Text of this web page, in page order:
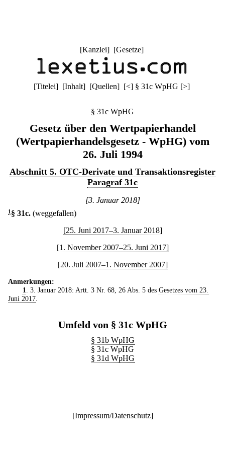
[Kanzlei] [Gesetze]
[Titelei] [Inhalt] [Quellen] [<] § 31c WpHG [>]
§ 31c WpHG
Gesetz über den Wertpapierhandel
(Wertpapierhandelsgesetz - WpHG) vom
26. Juli 1994
Abschnitt 5. OTC-Derivate und Transaktionsregister
Paragraf 31c
[3. Januar 2018]
1 § 31c. (weggefallen)
[25. Juni 2017–3. Januar 2018]
[1. November 2007–25. Juni 2017]
[20. Juli 2007–1. November 2007]
Anmerkungen:
1
. 3. Januar 2018: Artt. 3 Nr. 68, 26 Abs. 5 des Gesetzes vom 23.
Juni 2017
Umfeld von § 31c WpHG
§ 31b WpHG
§ 31c WpHG
§ 31d WpHG
[Impressum/Datenschutz]